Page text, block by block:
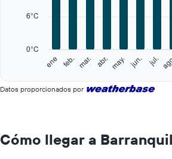
categories.
displaying
to
30.
ene feb. mar. abr. may. jun. jul.
0°C
6°C
interactive
chart
Datos proporcionados por
Cómo llegar a